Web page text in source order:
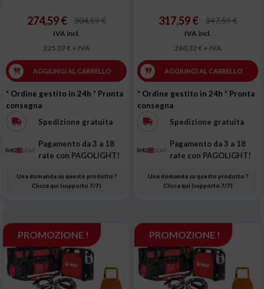
274,59 € 304,59 €
IVA incl.
225,07 € + IVA
AGGIUNGI AL CARRELLO
* Ordine gestito in 24h * Pronta
consegna
Spedizione gratuita
Pagamento da 3 a 18
rate con PAGOLIGHT!
Una domanda su questo prodotto ?
Clicca qui (supporto 7/7)
317,59 € 347,59 €
IVA incl.
260,32 € + IVA
AGGIUNGI AL CARRELLO
* Ordine gestito in 24h * Pronta
consegna
Spedizione gratuita
Pagamento da 3 a 18
rate con PAGOLIGHT!
Una domanda su questo prodotto ?
Clicca qui (supporto 7/7)
PROMOZIONE ! PROMOZIONE !